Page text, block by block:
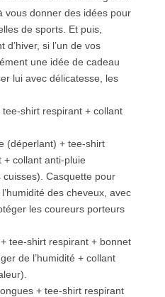
vous donner des idées pour
de sports. Et puis,
d’hiver, si l’un de vos
une idée de cadeau
lui avec délicatesse, les
shirt respirant + collant
(déperlant) + tee-shirt
+ collant anti-pluie
Casquette pour
des cheveux, avec
les coureurs porteurs
tee-shirt respirant + bonnet
de l’humidité + collant
+ tee-shirt respirant